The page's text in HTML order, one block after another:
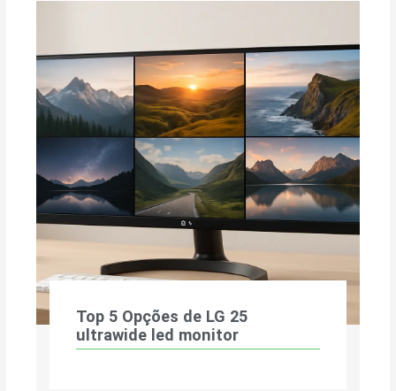
Top 5 Opções de LG 25
ultrawide led monitor